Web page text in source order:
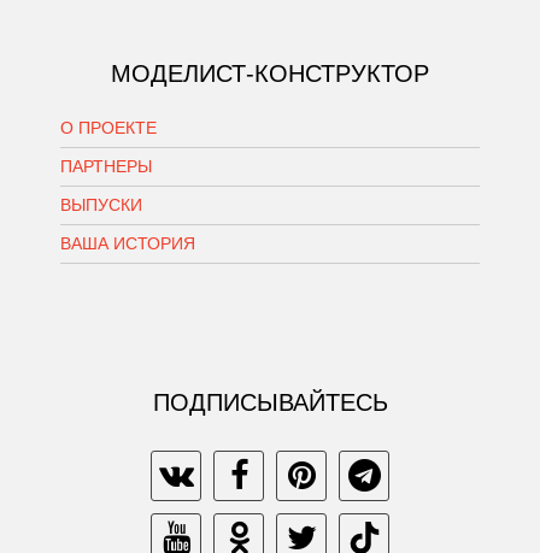
МОДЕЛИСТ-КОНСТРУКТОР
О ПРОЕКТЕ
ПАРТНЕРЫ
ВЫПУСКИ
ВАША ИСТОРИЯ
ПОДПИСЫВАЙТЕСЬ